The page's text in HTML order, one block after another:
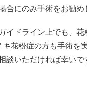
にのみ手術をお勧め
イドライン上でも、
花粉症の方も手術を
談いただければ幸いで